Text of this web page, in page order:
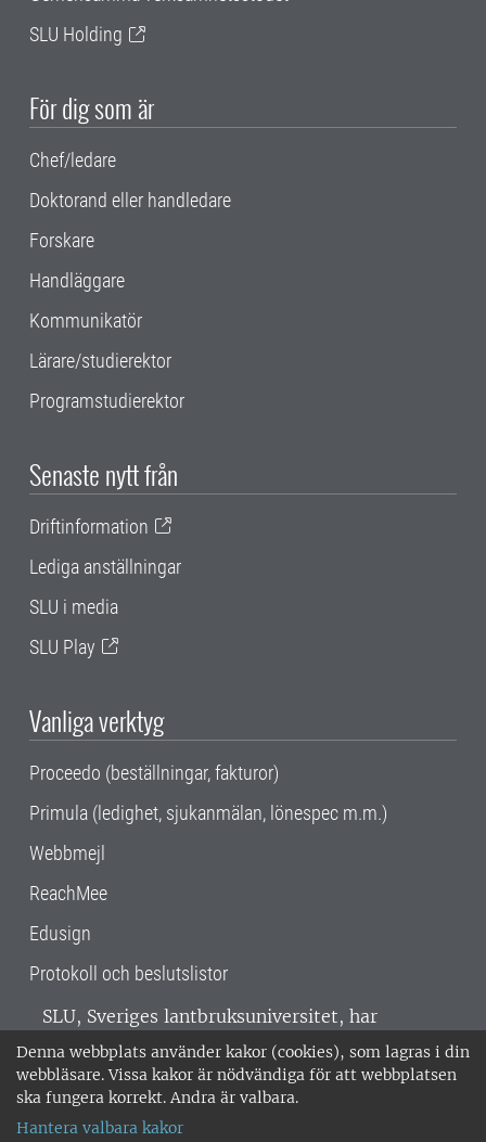
Denna webbplats använder kakor (cookies), som lagras i din
webbläsare. Vissa kakor är nödvändiga för att webbplatsen
ska fungera korrekt. Andra är valbara.
Hantera valbara kakor
SLU Holding
För dig som är
Chef/ledare
Doktorand eller handledare
Forskare
Handläggare
Kommunikatör
Lärare/studierektor
Programstudierektor
Senaste nytt från
Driftinformation
Lediga anställningar
SLU i media
SLU Play
Vanliga verktyg
Proceedo (beställningar, fakturor)
Primula (ledighet, sjukanmälan, lönespec m.m.)
Webbmejl
ReachMee
Edusign
Protokoll och beslutslistor
SLU, Sveriges lantbruksuniversitet, har
verksamhet över hela Sverige. Huvudorter är
Alnarp, Uppsala och Umeå.SLU är
miljöcertifierat enligt ISO 14001. •
018-67 10 00 • Org nr: 202100-2817 •